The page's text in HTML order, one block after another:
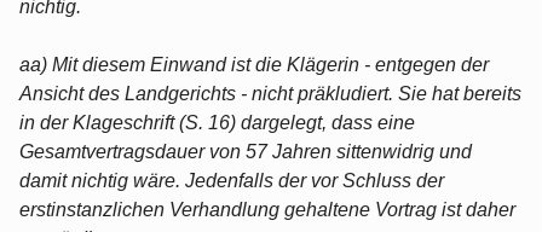
nichtig.
aa) Mit diesem Einwand ist die Klägerin - entgegen der
Ansicht des Landgerichts - nicht präkludiert. Sie hat bereits
in der Klageschrift (S. 16) dargelegt, dass eine
Gesamtvertragsdauer von 57 Jahren sittenwidrig und
damit nichtig wäre. Jedenfalls der vor Schluss der
erstinstanzlichen Verhandlung gehaltene Vortrag ist daher